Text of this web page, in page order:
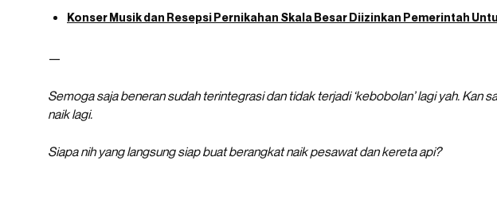
Konser Musik dan Resepsi Pernikahan Skala Besar Diizinkan Pemerintah
—
Semoga saja beneran sudah terintegrasi dan tidak terjadi ‘kebobolan’ lagi yah. Kan
naik lagi.
Siapa nih yang langsung siap buat berangkat naik pesawat dan kereta api?